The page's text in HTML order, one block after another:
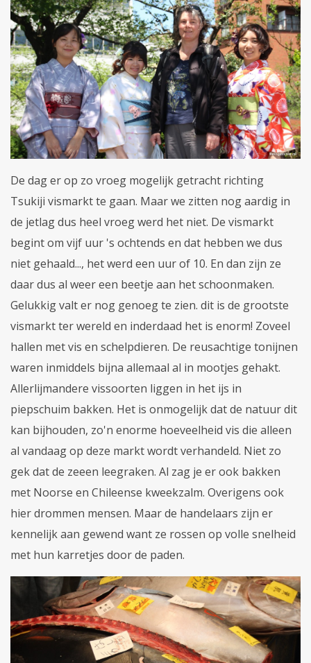
De dag er op zo vroeg mogelijk getracht richting
Tsukiji vismarkt te gaan. Maar we zitten nog aardig in
de jetlag dus heel vroeg werd het niet. De vismarkt
begint om vijf uur 's ochtends en dat hebben we dus
niet gehaald..., het werd een uur of 10. En dan zijn ze
daar dus al weer een beetje aan het schoonmaken.
Gelukkig valt er nog genoeg te zien. dit is de grootste
vismarkt ter wereld en inderdaad het is enorm! Zoveel
hallen met vis en schelpdieren. De reusachtige tonijnen
waren inmiddels bijna allemaal al in mootjes gehakt.
Allerlijmandere vissoorten liggen in het ijs in
piepschuim bakken. Het is onmogelijk dat de natuur dit
kan bijhouden, zo'n enorme hoeveelheid vis die alleen
al vandaag op deze markt wordt verhandeld. Niet zo
gek dat de zeeen leegraken. Al zag je er ook bakken
met Noorse en Chileense kweekzalm. Overigens ook
hier drommen mensen. Maar de handelaars zijn er
kennelijk aan gewend want ze rossen op volle snelheid
met hun karretjes door de paden.